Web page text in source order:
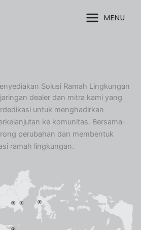
MENU
Solusi Ramah Lingkungan
dealer dan mitra kami yang
untuk menghadirkan
ke komunitas. Bersama-
perubahan dan membentuk
ramah lingkungan.